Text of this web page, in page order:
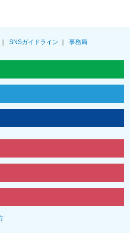
SNSガイドライン 事務局